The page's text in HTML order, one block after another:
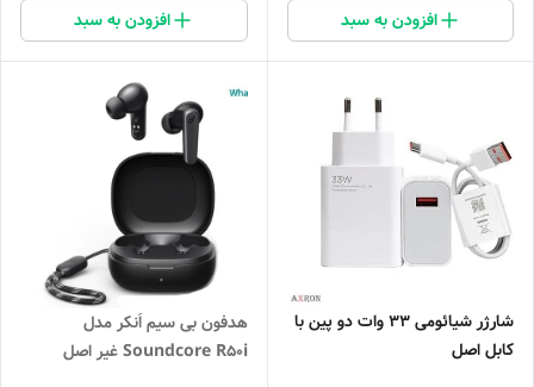
افزودن به سبد افزودن به سبد
شارژر شیائومی 33 وات دو پین با
کابل اصل
هدفون بی سیم اَنکر مدل
Soundcore R50i غیر اصل